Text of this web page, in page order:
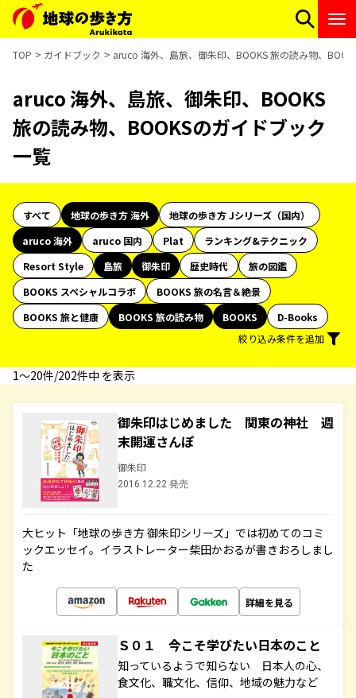
TOP ガイドブック aruco 海外、島旅、御朱印、BOOKS 旅の読み物、
aruco 海外、島旅、御朱印、BOOKS
旅の読み物、BOOKSのガイドブック
一覧
すべて 地球の歩き方 海外
地球の歩き方 Jシリーズ（国内）
aruco 海外
aruco 国内 Plat
ランキング&テクニック
Resort Style
島旅 御朱印 歴史時代
旅の図鑑
BOOKS スペシャルコラボ
BOOKS 旅の名言＆絶景
BOOKS 旅と健康
BOOKS 旅の読み物 BOOKS
D-Books
絞り込み条件を追加
1〜20件/202件中 を表示
御朱印はじめました 関東の神社 週
末開運さんぽ
御朱印
2016.12.22 発売
大ヒット「地球の歩き方 御朱印シリーズ」では初めてのコミ
ックエッセイ。イラストレーター柴田かおるが書きおろしまし
た
詳細を見る
Ｓ０１ 今こそ学びたい日本のこと
知っているようで知らない 日本人の心、
食文化、職文化、信仰、地域の魅力など